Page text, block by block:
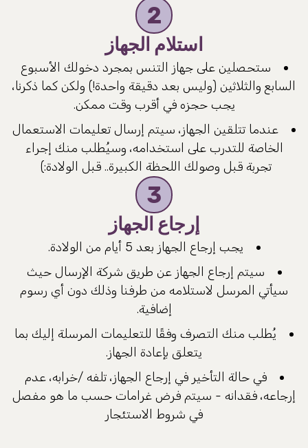
2
استلام الجهاز
ستحصلين على جهاز التنس بمجرد دخولك الأسبوع
السابع والثلاثين (وليس بعد دقيقة واحدة!) ولكن كما ذكرنا،
يجب حجزه في أقرب وقت ممكن.
عندما تتلقين الجهاز، سيتم إرسال تعليمات الاستعمال
الخاصة للتدرب على استخدامه، وسيُطلب منك إجراء
تجربة قبل وصولك اللحظة الكبيرة.. قبل الولادة:)
3
إرجاع الجهاز
يجب إرجاع الجهاز بعد 5 أيام من الولادة.
سيتم إرجاع الجهاز عن طريق شركة الإرسال حيث
سيأتي المرسل لاستلامه من طرفنا وذلك دون أي رسوم
إضافية.
يُطلب منك التصرف وفقًا للتعليمات المرسلة إليك بما
يتعلق بإعادة الجهاز.
في حالة التأخير في إرجاع الجهاز، تلفه /خرابه، عدم
إرجاعه، فقدانه - سيتم فرض غرامات حسب ما هو مفصل
في شروط الاستئجار